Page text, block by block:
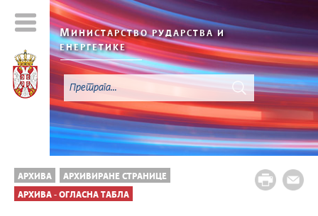
МИНИСТАРСТВО РУДАРСТВА И
ЕНЕРГЕТИКЕ
АРХИВА АРХИВИРАНЕ СТРАНИЦЕ
АРХИВА - ОГЛАСНА ТАБЛА